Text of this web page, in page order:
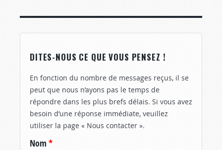
DITES-NOUS CE QUE VOUS PENSEZ !
En fonction du nombre de messages reçus, il se
peut que nous n’ayons pas le temps de
répondre dans les plus brefs délais. Si vous avez
besoin d’une réponse immédiate, veuillez
utiliser la page « Nous contacter ».
Nom *